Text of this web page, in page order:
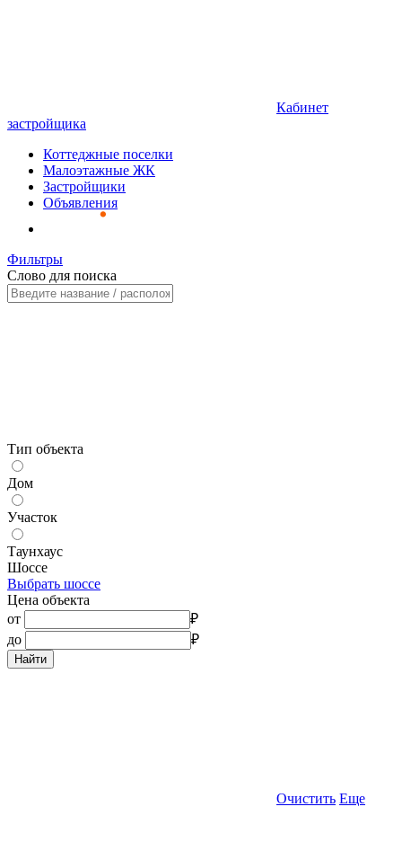
Кабинет
застройщика
Коттеджные поселки
Малоэтажные ЖК
Застройщики
Объявления
Фильтры
Слово для поиска
Тип объекта
Дом
Участок
Таунхаус
Шоссе
Выбрать шоссе
Цена объекта
от
₽
до
₽
Найти
Очистить Еще